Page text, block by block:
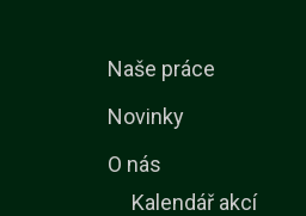
Naše práce
Novinky
O nás
Kalendář akcí